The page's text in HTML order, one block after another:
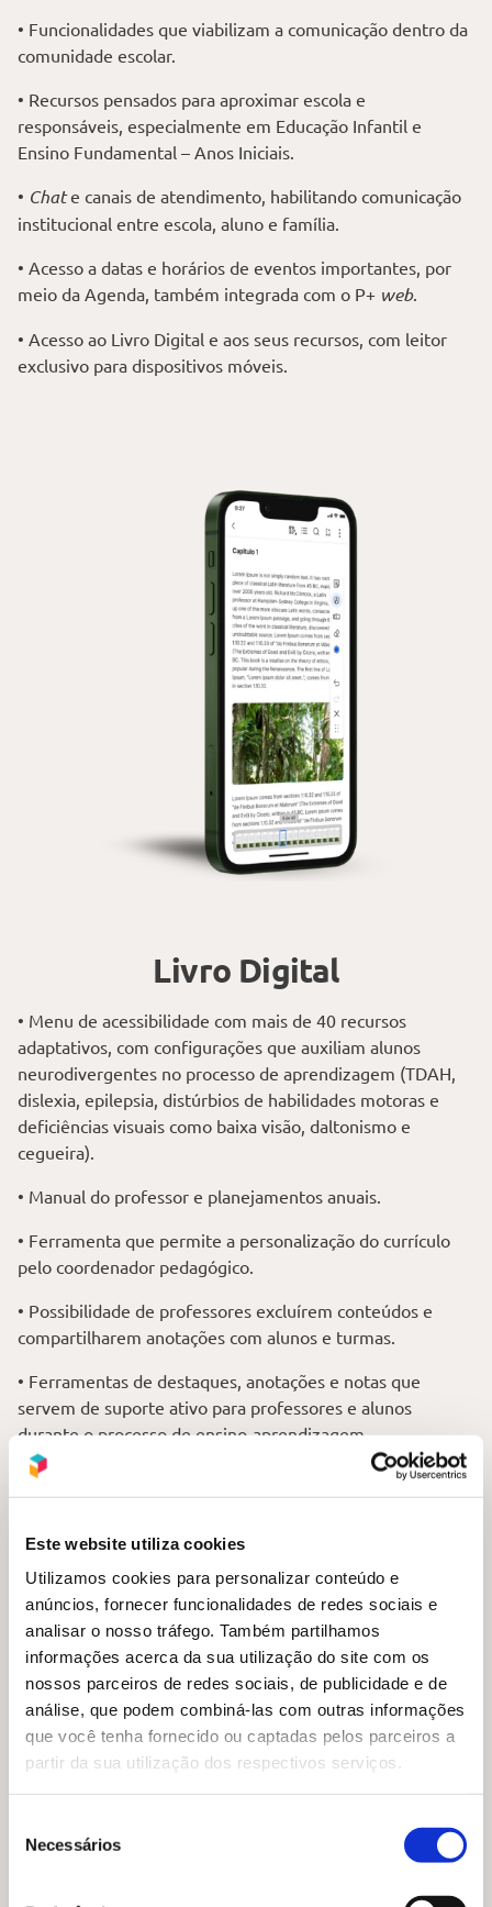
Este website utiliza cookies
Utilizamos cookies para personalizar conteúdo e
anúncios, fornecer funcionalidades de redes sociais e
analisar o nosso tráfego. Também partilhamos
informações acerca da sua utilização do site com os
nossos parceiros de redes sociais, de publicidade e de
análise, que podem combiná-las com outras informações
que você tenha fornecido ou captadas pelos parceiros a
partir da sua utilização dos respectivos serviços.
Necessários
• Funcionalidades que viabilizam a comunicação dentro da
comunidade escolar.
• Recursos pensados para aproximar escola e
responsáveis, especialmente em Educação Infantil e
Ensino Fundamental – Anos Iniciais.
• Chate canais de atendimento, habilitando comunicação
institucional entre escola, aluno e família.
• Acesso a datas e horários de eventos importantes, por
meio da Agenda, também integrada com o P+ web.
• Acesso ao Livro Digital e aos seus recursos, com leitor
exclusivo para dispositivos móveis.
Livro Digital
• Menu de acessibilidade com mais de 40 recursos
adaptativos, com configurações que auxiliam alunos
neurodivergentes no processo de aprendizagem (TDAH,
dislexia, epilepsia, distúrbios de habilidades motoras e
deficiências visuais como baixa visão, daltonismo e
cegueira).
• Manual do professor e planejamentos anuais.
• Ferramenta que permite a personalização do currículo
pelo coordenador pedagógico.
• Possibilidade de professores excluírem conteúdos e
compartilharem anotações com alunos e turmas.
• Ferramentas de destaques, anotações e notas que
servem de suporte ativo para professores e alunos
durante o processo de ensino-aprendizagem.